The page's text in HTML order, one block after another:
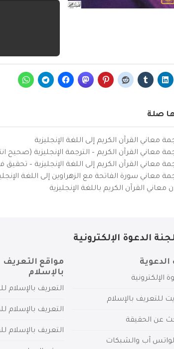
صلة
معاني القرآن الكريم إلى اللغة الإنجليزية
معاني القرآن الكريم – الترجمة الإنجليزية (صحيح
معاني القرآن الكريم إلى اللغة الإنجليزية –
معاني سورة الفاتحة مع الزهراوين إلى اللغة
معاني القرآن الكريم باللغة الإنجليزية
الدعوة الإلكترونية
الدعوية
الإلكترونية
للتعريف بالإسلام
عن الحقيقة
آب والشبكات
مواقع التعريف
بالإسلام
التعريف بالإسلام
التعريف بالإسلام
التعريف بالإسلام